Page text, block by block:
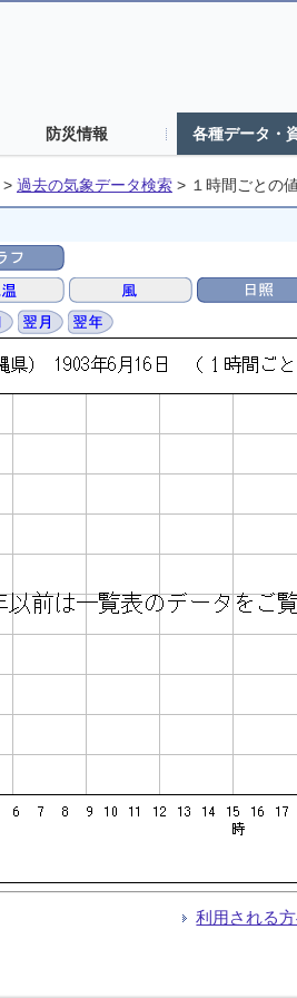
防災情報 各種データ・
> 過去の気象データ検索 > １時間ごとの
利用される